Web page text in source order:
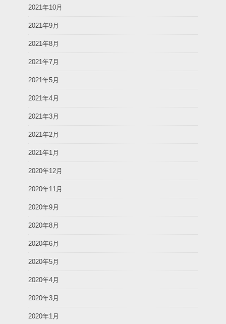
2021年10月
2021年9月
2021年8月
2021年7月
2021年5月
2021年4月
2021年3月
2021年2月
2021年1月
2020年12月
2020年11月
2020年9月
2020年8月
2020年6月
2020年5月
2020年4月
2020年3月
2020年1月